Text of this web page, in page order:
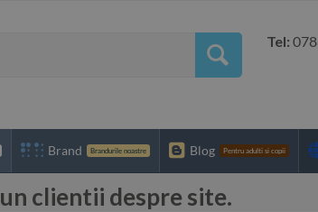
Tel:
Brand Brandurile noastre Blog Pentru adulti si copii
clientii despre site.